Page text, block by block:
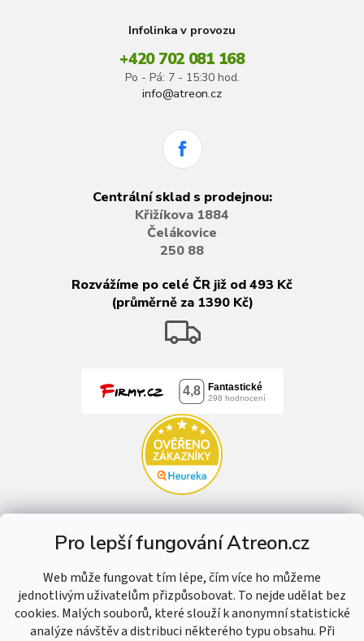
Pro lepší fungování Atreon.cz
Web může fungovat tím lépe, čím více ho můžeme
jednotlivým uživatelům přizpůsobovat. To nejde udělat bez
cookies. Malých souborů, které slouží k anonymní statistické
analýze návštěv a distribuci některého typu obsahu. Při
Infolinka v provozu
+420 702 081 168
Po - Pá: 7 - 15:30 hod.
info@atreon.cz
Centrální sklad s prodejnou:
Křižíkova 1884
Čelákovice
250 88
Rozvážíme po celé ČR již od 493 Kč
(průměrně za 1390 Kč)